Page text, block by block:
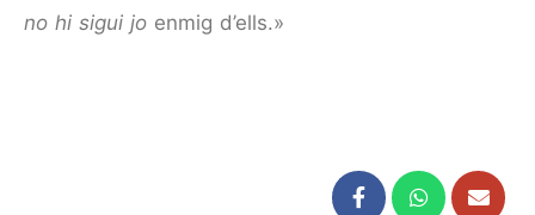
no hi sigui jo enmig d’ells.»